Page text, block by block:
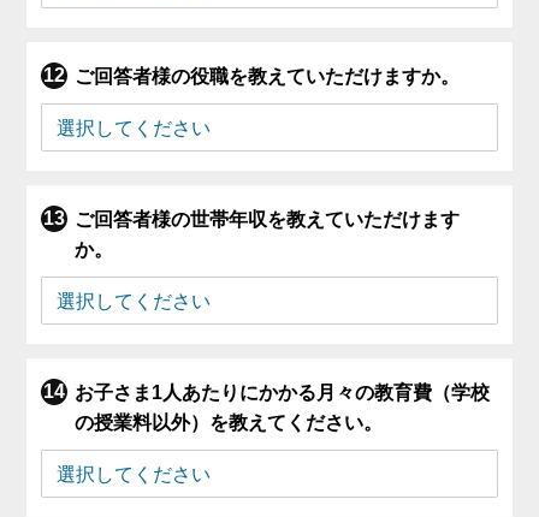
ご回答者様の役職を教えていただけますか。
ご回答者様の世帯年収を教えていただけます
か。
お子さま1人あたりにかかる月々の教育費（学校
の授業料以外）を教えてください。